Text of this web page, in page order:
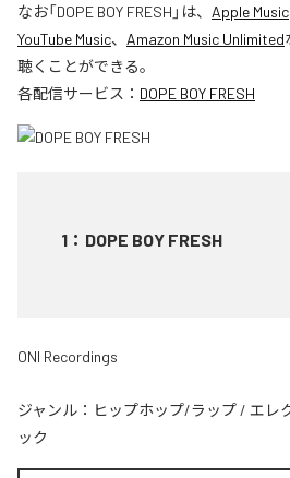
なお「DOPE BOY FRESH 」は、 Apple Music
YouTube Music、 Amazon Music Unlimited
聴くことができる。
各配信サービス： DOPE BOY FRESH
1 ： DOPE BOY FRESH
ONI Recordings
ジャンル： ヒップホップ/ラップ / エレ
ック